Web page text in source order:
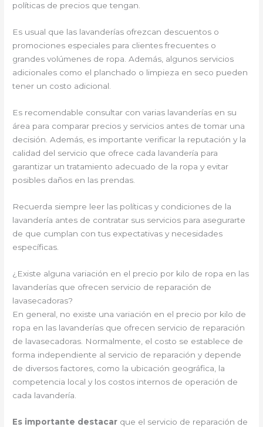
políticas de precios que tengan.
Es usual que las lavanderías ofrezcan descuentos o
promociones especiales para clientes frecuentes o
grandes volúmenes de ropa. Además, algunos servicios
adicionales como el planchado o limpieza en seco pueden
tener un costo adicional.
Es recomendable consultar con varias lavanderías en su
área para comparar precios y servicios antes de tomar una
decisión. Además, es importante verificar la reputación y la
calidad del servicio que ofrece cada lavandería para
garantizar un tratamiento adecuado de la ropa y evitar
posibles daños en las prendas.
Recuerda siempre leer las políticas y condiciones de la
lavandería antes de contratar sus servicios para asegurarte
de que cumplan con tus expectativas y necesidades
específicas.
¿Existe alguna variación en el precio por kilo de ropa en las
lavanderías que ofrecen servicio de reparación de
lavasecadoras?
En general, no existe una variación en el precio por kilo de
ropa en las lavanderías que ofrecen servicio de reparación
de lavasecadoras. Normalmente, el costo se establece de
forma independiente al servicio de reparación y depende
de diversos factores, como la ubicación geográfica, la
competencia local y los costos internos de operación de
cada lavandería.
Es importante destacar que el servicio de reparación de